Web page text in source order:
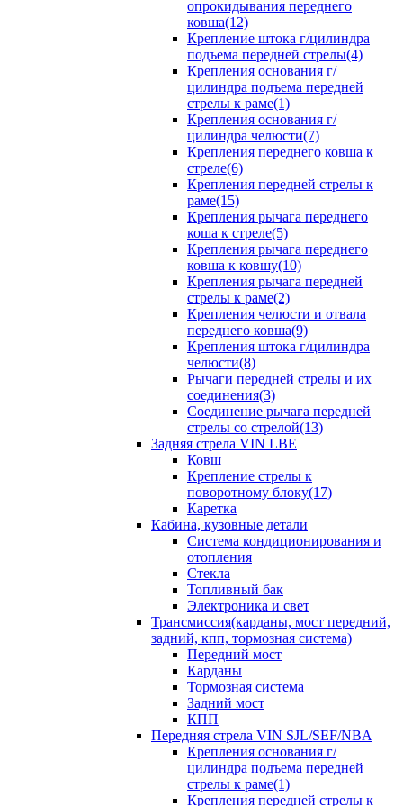
опрокидывания переднего
ковша(12)
Крепление штока г/цилиндра
подъема передней стрелы(4)
Крепления основания г/
цилиндра подъема передней
стрелы к раме(1)
Крепления основания г/
цилиндра челюсти(7)
Крепления переднего ковша к
стреле(6)
Крепления передней стрелы к
раме(15)
Крепления рычага переднего
коша к стреле(5)
Крепления рычага переднего
ковша к ковшу(10)
Крепления рычага передней
стрелы к раме(2)
Крепления челюсти и отвала
переднего ковша(9)
Крепления штока г/цилиндра
челюсти(8)
Рычаги передней стрелы и их
соединения(3)
Соединение рычага передней
стрелы со стрелой(13)
Задняя стрела VIN LBE
Ковш
Крепление стрелы к
поворотному блоку(17)
Каретка
Кабина, кузовные детали
Система кондиционирования и
отопления
Стекла
Топливный бак
Электроника и свет
Трансмиссия(карданы, мост передний,
задний, кпп, тормозная система)
Передний мост
Карданы
Тормозная система
Задний мост
КПП
Передняя стрела VIN SJL/SEF/NBA
Крепления основания г/
цилиндра подъема передней
стрелы к раме(1)
Крепления передней стрелы к